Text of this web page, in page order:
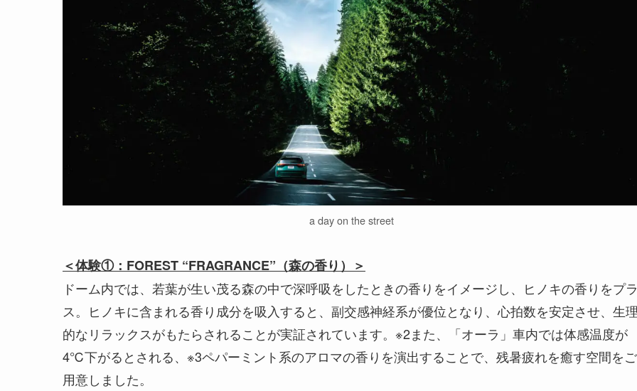
a day on the street
＜体験①：FOREST “FRAGRANCE”（森の香り）＞
ドーム内では、若葉が生い茂る森の中で深呼吸をしたときの香りをイメージし、ヒノキの香りをプ
ス。ヒノキに含まれる香り成分を吸入すると、副交感神経系が優位となり、心拍数を安定させ、生
的なリラックスがもたらされることが実証されています。※2また、「オーラ」車内では体感温度が
4℃下がるとされる、※3ペパーミント系のアロマの香りを演出することで、残暑疲れを癒す空間をご
用意しました。